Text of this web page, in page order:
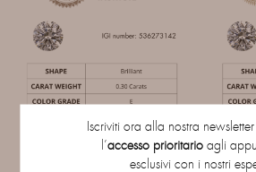
Iscriviti ora alla nostra
l’accesso prioritarioagli
esclusivi con i nostri